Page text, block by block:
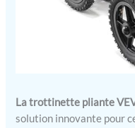
La trottinette pliante
solution innovante pour